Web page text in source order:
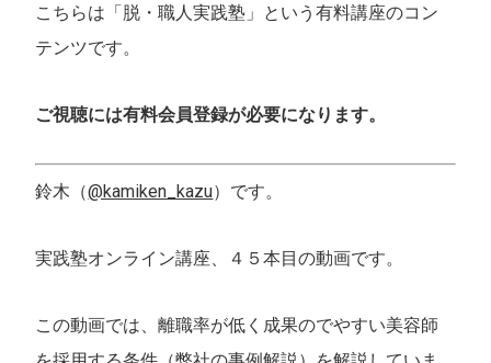
こちらは「脱・職人実践塾」という有料講座のコン
テンツです。
ご視聴には有料会員登録が必要になります。
鈴木（@kamiken_kazu）です。
実践塾オンライン講座、４５本目の動画です。
この動画では、離職率が低く成果のでやすい美容師